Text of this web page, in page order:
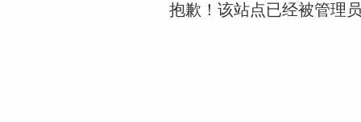
抱歉！该站点已经被管理